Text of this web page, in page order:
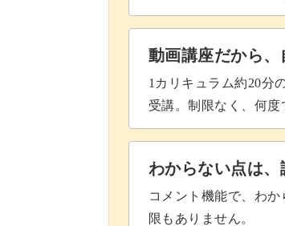
動画講座だから
1カリキュラム約20分
受講。制限なく、何度
わからない点は、
コメント機能で、わ
限もありません。